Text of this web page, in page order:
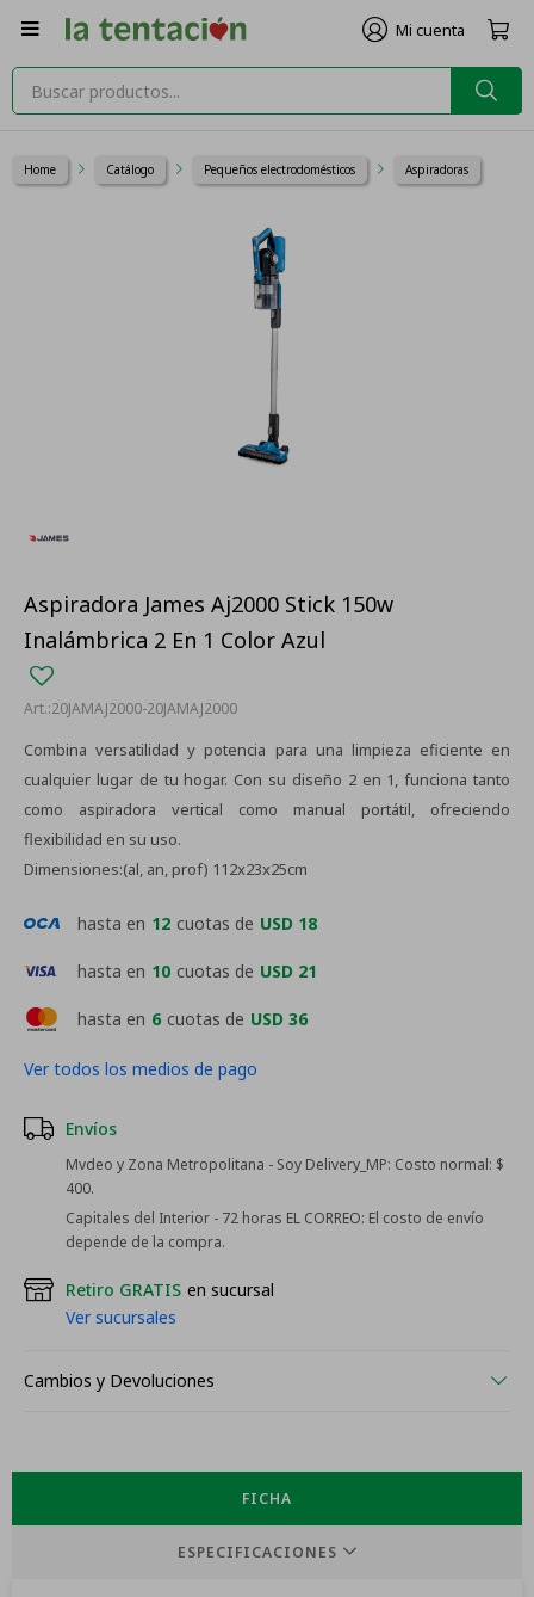

Home Catálogo Pequeños electrodomésticos Aspiradoras
Aspiradora James Aj2000 Stick 150w
Inalámbrica 2 En 1 Color Azul
20JAMAJ2000-20JAMAJ2000
Combina versatilidad y potencia para una limpieza eficiente en
cualquier lugar de tu hogar. Con su diseño 2 en 1, funciona tanto
como aspiradora vertical como manual portátil, ofreciendo
flexibilidad en su uso.
Dimensiones:(al, an, prof) 112x23x25cm
hasta en 6 cuotas de USD 36
hasta en 12 cuotas de USD 18
hasta en 10 cuotas de USD 21
Ver todos los medios de pago
Envíos
Mvdeo y Zona Metropolitana - Soy Delivery_MP: Costo normal: $
400.
Capitales del Interior - 72 horas EL CORREO: El costo de envío
depende de la compra.
Retiro GRATIS en sucursal
Ver sucursales
Cambios y Devoluciones
FICHA
ESPECIFICACIONES